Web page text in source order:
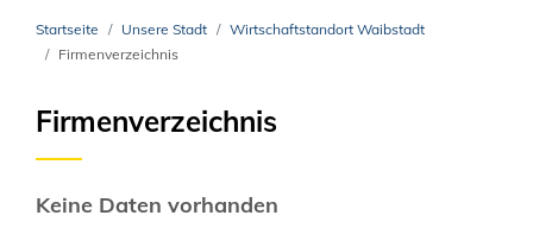
Startseite Unsere Stadt
Wirtschaftstandort Waibstadt
Firmenverzeichnis
Firmenverzeichnis
Keine Daten vorhanden